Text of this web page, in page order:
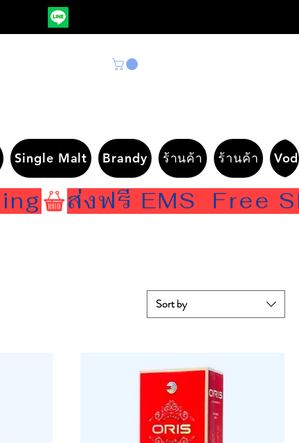
Single Malt Brandy ร้านค้า ร้านค้า
Sort by